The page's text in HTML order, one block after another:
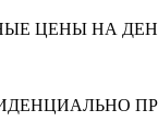
ЦЕНЫ НА